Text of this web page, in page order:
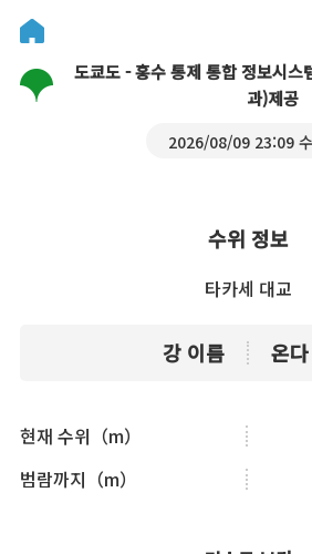
도쿄도 - 홍수 통제 통합 정보시스
과)제공
2026/08/09 23:09
수위 정보
타카세 대교
강 이름 온
현재 수위（m）
범람까지（m）